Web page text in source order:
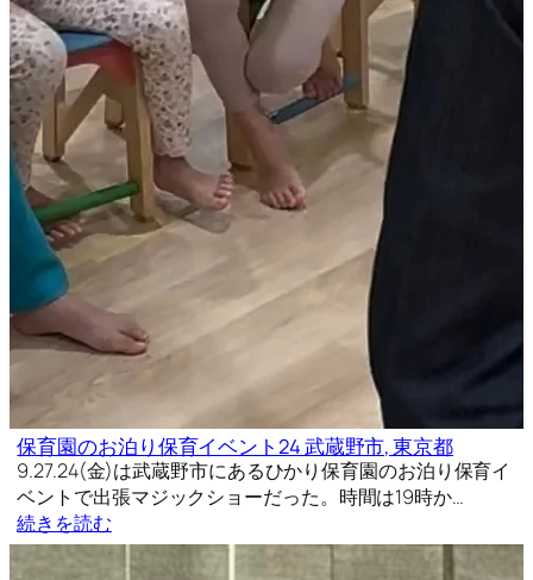
保育園のお泊り保育イベント24 武蔵野市, 東京都
9.27.24(金)は武蔵野市にあるひかり保育園のお泊り保育イ
ベントで出張マジックショーだった。時間は19時か…
続きを読む